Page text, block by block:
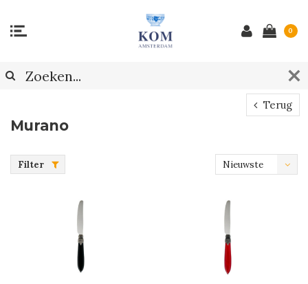
0
Terug
Murano
Filter
Nieuwste